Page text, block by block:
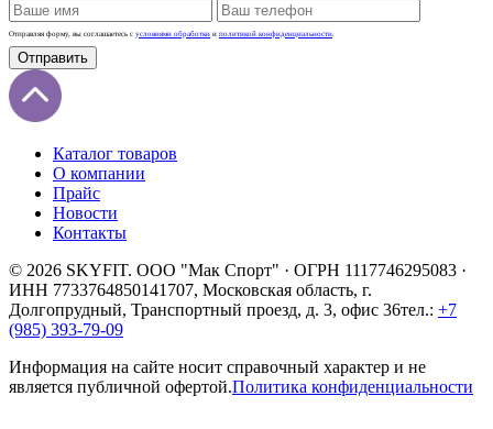
Отправляя форму, вы соглашаетесь с условиями обработки и политикой конфиденциальности.
Отправить
Каталог товаров
О компании
Прайс
Новости
Контакты
© 2026 SKYFIT. ООО "Мак Спорт" · ОГРН 1117746295083 ·
ИНН 7733764850141707, Московская область, г.
Долгопрудный, Транспортный проезд, д. 3, офис 36тел.: +7
(985) 393-79-09
Информация на сайте носит справочный характер и не
является публичной офертой.Политика конфиденциальности